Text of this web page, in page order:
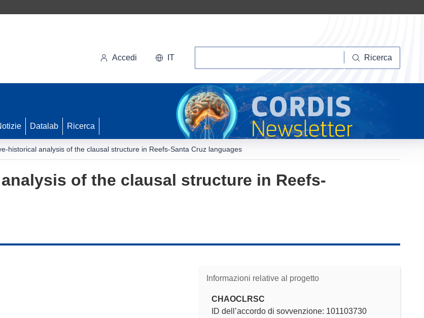
Accedi IT Ricerca
Datalab Ricerca
historical analysis of the clausal structure in Reefs-Santa Cruz languages
of the clausal structure in Reefs-
Informazioni relative al progetto
CHAOCLRSC
ID dell’accordo di sovvenzione: 101103730